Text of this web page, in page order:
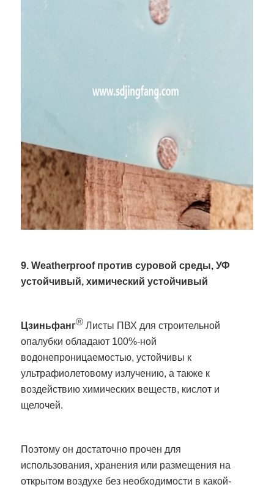
9. Weatherproof против суровой среды, УФ
устойчивый, химический устойчивый
Цзиньфанг® Листы ПВХ для строительной
опалубки обладают 100%-ной
водонепроницаемостью, устойчивы к
ультрафиолетовому излучению, а также к
воздействию химических веществ, кислот и
щелочей.
Поэтому он достаточно прочен для
использования, хранения или размещения на
открытом воздухе без необходимости в какой-